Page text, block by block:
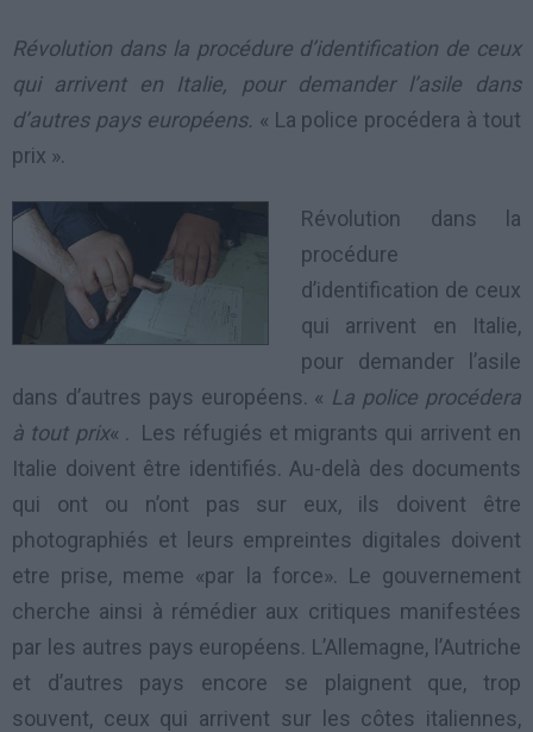
Révolution dans la procédure d’identification de ceux
qui arrivent en Italie, pour demander l’asile dans
d’autres pays européens. « La police procédera à tout
prix ».
Révolution dans la
procédure
d’identification de ceux
qui arrivent en Italie,
pour demander l’asile
dans d’autres pays européens. « La police procédera
à tout prix« . Les réfugiés et migrants qui arrivent en
Italie doivent être identifiés. Au-delà des documents
qui ont ou n’ont pas sur eux, ils doivent être
photographiés et leurs empreintes digitales doivent
etre prise, meme «par la force». Le gouvernement
cherche ainsi à rémédier aux critiques manifestées
par les autres pays européens. L’Allemagne, l’Autriche
et d’autres pays encore se plaignent que, trop
souvent, ceux qui arrivent sur ​​les côtes italiennes,